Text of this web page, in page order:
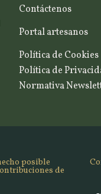
Contáctenos
Portal artesanos
Política de Cookies
Política de
Normativa
posible
de